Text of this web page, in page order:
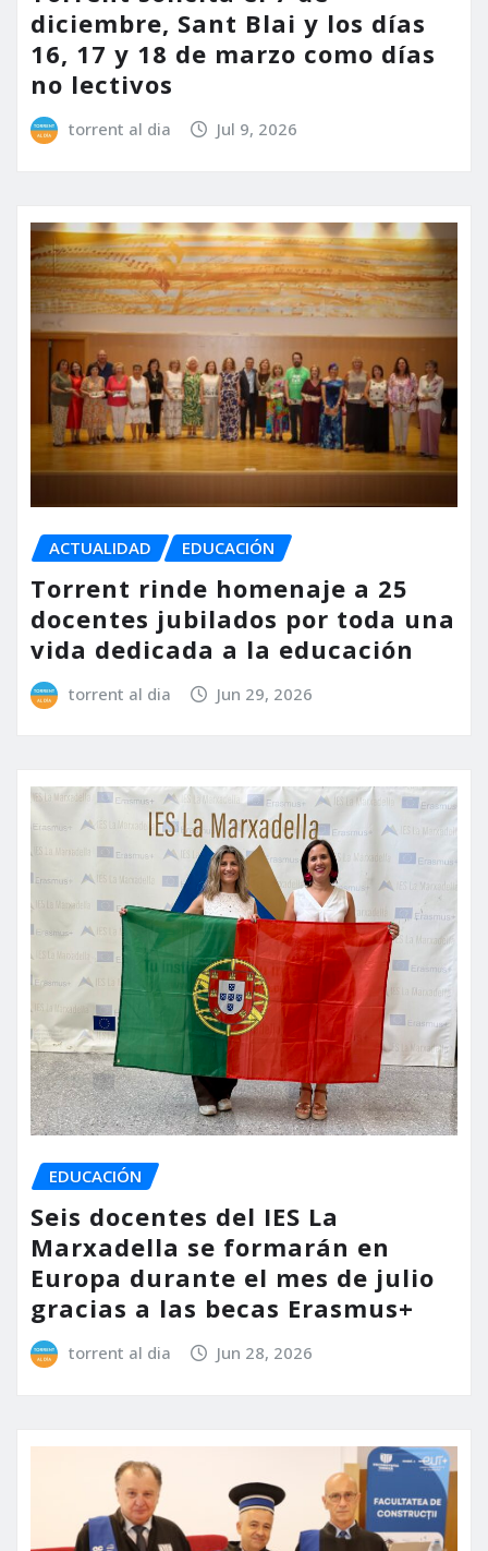
diciembre, Sant Blai y los días
16, 17 y 18 de marzo como días
no lectivos
torrent al dia Jul 9, 2026
ACTUALIDAD EDUCACIÓN
Torrent rinde homenaje a 25
docentes jubilados por toda una
vida dedicada a la educación
torrent al dia Jun 29, 2026
EDUCACIÓN
Seis docentes del IES La
Marxadella se formarán en
Europa durante el mes de julio
gracias a las becas Erasmus+
torrent al dia Jun 28, 2026